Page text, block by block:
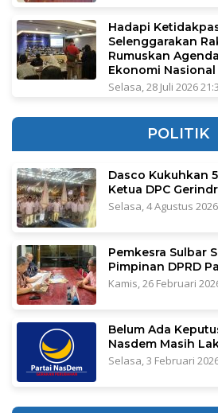
Hadapi
Selenggarakan
Rumuskan
Ekonomi Nasional
Selasa, 28 Juli 2026
POLITIK
Dasco Kukuhkan
Ketua DPC
Selasa, 4 Agustus
Pemkesra Sulbar
Pimpinan DPRD
Kamis, 26 Februari
Belum Ada
Nasdem Masih
Selasa, 3 Februari